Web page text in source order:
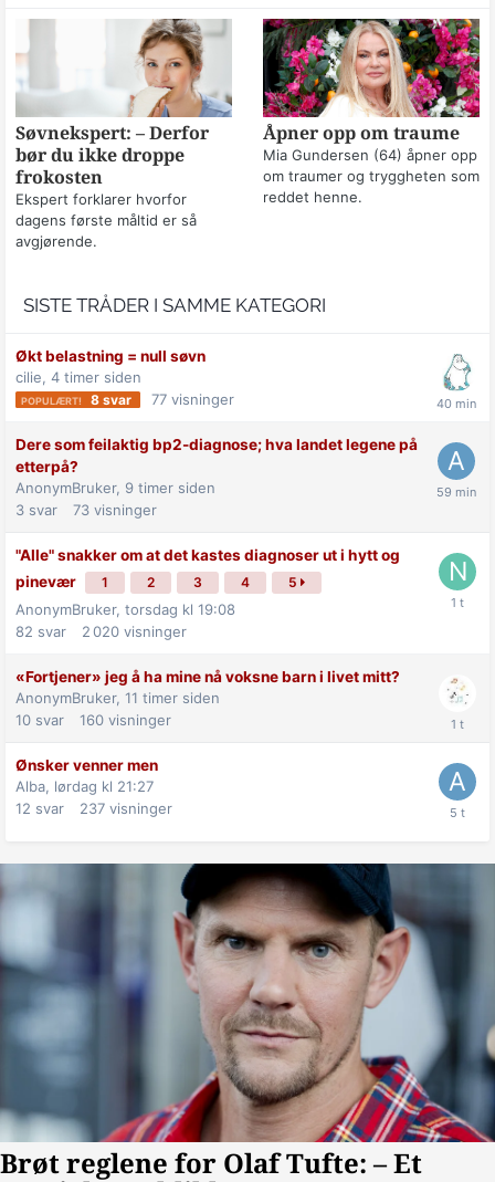
Søvnekspert: – Derfor
bør du ikke droppe
frokosten
Ekspert forklarer hvorfor
dagens første måltid er så
avgjørende.
Åpner opp om traume
Mia Gundersen (64) åpner opp
om traumer og tryggheten som
reddet henne.
SISTE TRÅDER I SAMME KATEGORI
Økt belastning = null søvn
cilie, 4 timer siden
8 svar 77 visninger
Dere som feilaktig bp2-diagnose; hva landet legene på
etterpå?
AnonymBruker, 9 timer siden
3 svar 73 visninger
"Alle" snakker om at det kastes diagnoser ut i hytt og
pinevær
1 2 3 4 5
AnonymBruker, torsdag kl 19:08
82 svar 2 020 visninger
«Fortjener» jeg å ha mine nå voksne barn i livet mitt?
AnonymBruker, 11 timer siden
10 svar 160 visninger
Ønsker venner men
Alba, lørdag kl 21:27
12 svar 237 visninger